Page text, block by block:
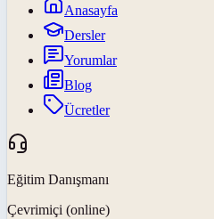
Anasayfa
Dersler
Yorumlar
Blog
Ücretler
Eğitim Danışmanı
Çevrimiçi (online)